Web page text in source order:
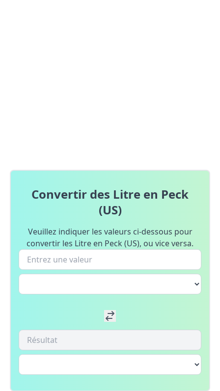
Convertir des Litre en Peck
(US)
Veuillez indiquer les valeurs ci-dessous pour
convertir les Litre en Peck (US), ou vice versa.